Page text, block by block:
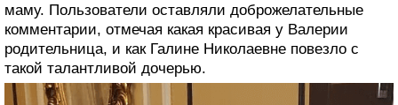
маму. Пользователи оставляли доброжелательные
комментарии, отмечая какая красивая у Валерии
родительница, и как Галине Николаевне повезло с
такой талантливой дочерью.